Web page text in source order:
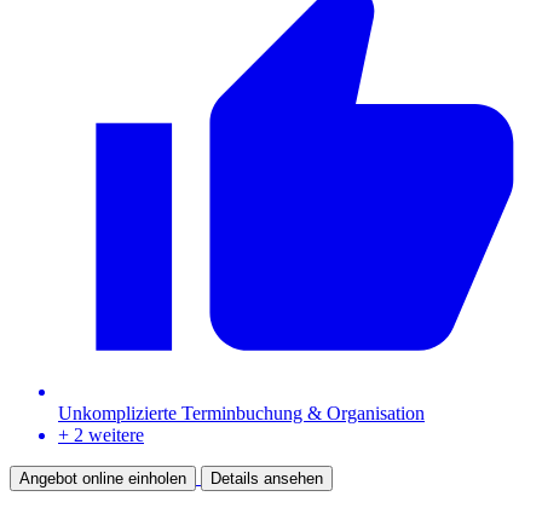
Unkomplizierte Terminbuchung & Organisation
+ 2 weitere
Angebot online einholen Details ansehen